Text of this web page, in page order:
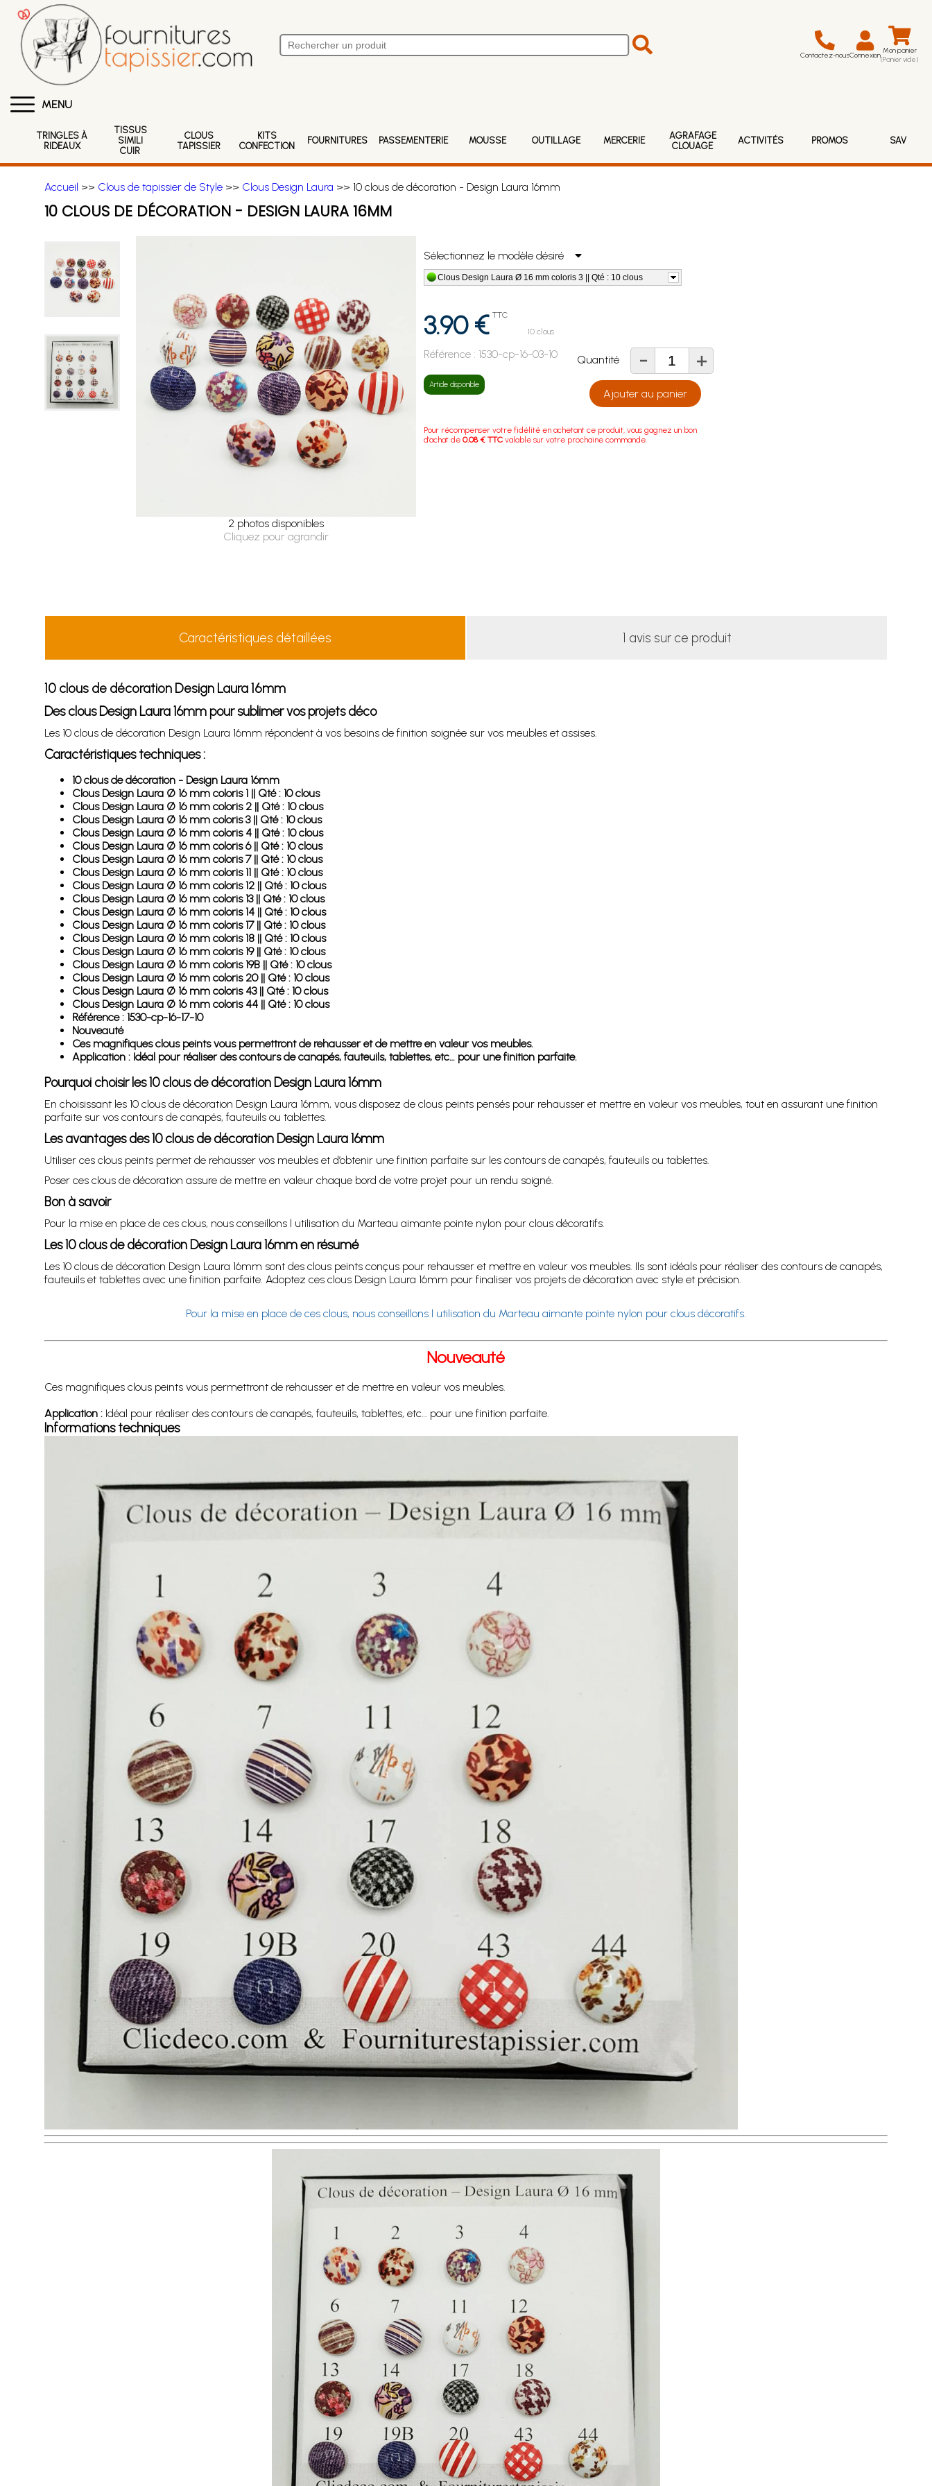
Contactez-nousConnexion Mon panier
(Panier vide)
MENU
TRINGLES À
RIDEAUX
TISSUS
SIMILI
CUIR
CLOUS
TAPISSIER
KITS
CONFECTION
FOURNITURES PASSEMENTERIE MOUSSE OUTILLAGE MERCERIE
AGRAFAGE
CLOUAGE
ACTIVITÉS PROMOS SAV
Accueil >> Clous de tapissier de Style>> Clous Design Laura >> 10 clous de décoration - Design Laura 16mm
10 CLOUS DE DÉCORATION - DESIGN LAURA 16MM
2 photos disponibles
Cliquez pour agrandir
Sélectionnez le modèle désiré
Clous Design Laura Ø 16 mm coloris 3 || Qté : 10 clous
3.90 € TTC
10 clous
Référence : 1530-cp-16-03-10
Article disponible
Quantité - +
Ajouter au panier
Pour récompenser votre fidélité en achetant ce produit, vous gagnez un bon
d'achat de0.08 € TTC valable sur votre prochaine commande.
Caractéristiques détaillées 1 avis sur ce produit
10 clous de décoration Design Laura 16mm
Des clous Design Laura 16mm pour sublimer vos projets déco
Les 10 clous de décoration Design Laura 16mm répondent à vos besoins de finition soignée sur vos meubles et assises.
Caractéristiques techniques :
10 clous de décoration - Design Laura 16mm
Clous Design Laura Ø 16 mm coloris 1 || Qté : 10 clous
Clous Design Laura Ø 16 mm coloris 2 || Qté : 10 clous
Clous Design Laura Ø 16 mm coloris 3 || Qté : 10 clous
Clous Design Laura Ø 16 mm coloris 4 || Qté : 10 clous
Clous Design Laura Ø 16 mm coloris 6 || Qté : 10 clous
Clous Design Laura Ø 16 mm coloris 7 || Qté : 10 clous
Clous Design Laura Ø 16 mm coloris 11 || Qté : 10 clous
Clous Design Laura Ø 16 mm coloris 12 || Qté : 10 clous
Clous Design Laura Ø 16 mm coloris 13 || Qté : 10 clous
Clous Design Laura Ø 16 mm coloris 14 || Qté : 10 clous
Clous Design Laura Ø 16 mm coloris 17 || Qté : 10 clous
Clous Design Laura Ø 16 mm coloris 18 || Qté : 10 clous
Clous Design Laura Ø 16 mm coloris 19 || Qté : 10 clous
Clous Design Laura Ø 16 mm coloris 19B || Qté : 10 clous
Clous Design Laura Ø 16 mm coloris 20 || Qté : 10 clous
Clous Design Laura Ø 16 mm coloris 43 || Qté : 10 clous
Clous Design Laura Ø 16 mm coloris 44 || Qté : 10 clous
Référence : 1530-cp-16-17-10
Nouveauté
Ces magnifiques clous peints vous permettront de rehausser et de mettre en valeur vos meubles.
Application : Idéal pour réaliser des contours de canapés, fauteuils, tablettes, etc… pour une finition parfaite.
Pourquoi choisir les 10 clous de décoration Design Laura 16mm
En choisissant les 10 clous de décoration Design Laura 16mm, vous disposez de clous peints pensés pour rehausser et mettre en valeur vos meubles, tout en assurant une finition
parfaite sur vos contours de canapés, fauteuils ou tablettes.
Les avantages des 10 clous de décoration Design Laura 16mm
Utiliser ces clous peints permet de rehausser vos meubles et d’obtenir une finition parfaite sur les contours de canapés, fauteuils ou tablettes.
Poser ces clous de décoration assure de mettre en valeur chaque bord de votre projet pour un rendu soigné.
Bon à savoir
Pour la mise en place de ces clous, nous conseillons l utilisation du Marteau aimante pointe nylon pour clous décoratifs.
Les 10 clous de décoration Design Laura 16mm en résumé
Les 10 clous de décoration Design Laura 16mm sont des clous peints conçus pour rehausser et mettre en valeur vos meubles. Ils sont idéals pour réaliser des contours de canapés,
fauteuils et tablettes avec une finition parfaite. Adoptez ces clous Design Laura 16mm pour finaliser vos projets de décoration avec style et précision.
Pour la mise en place de ces clous, nous conseillons l utilisation du Marteau aimante pointe nylon pour clous décoratifs.
Nouveauté
Ces magnifiques clous peints vous permettront de rehausser et de mettre en valeur vos meubles.
Application :Idéal pour réaliser des contours de canapés, fauteuils, tablettes, etc… pour une finition parfaite.
Informations techniques